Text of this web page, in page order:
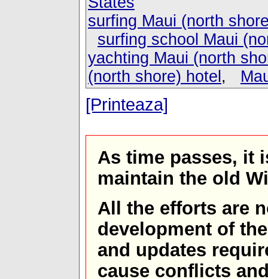
surfing Maui (north
surfing school Maui
yachting Maui (north
(north shore) hotel ,
[Printeaza]
As time passes, it
maintain the old
All the efforts are
development of
and updates
cause conflicts